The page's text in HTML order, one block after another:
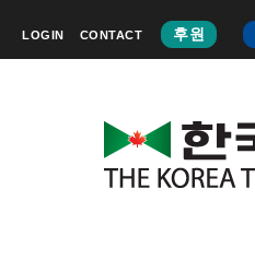
LOGIN CONTACT 후원